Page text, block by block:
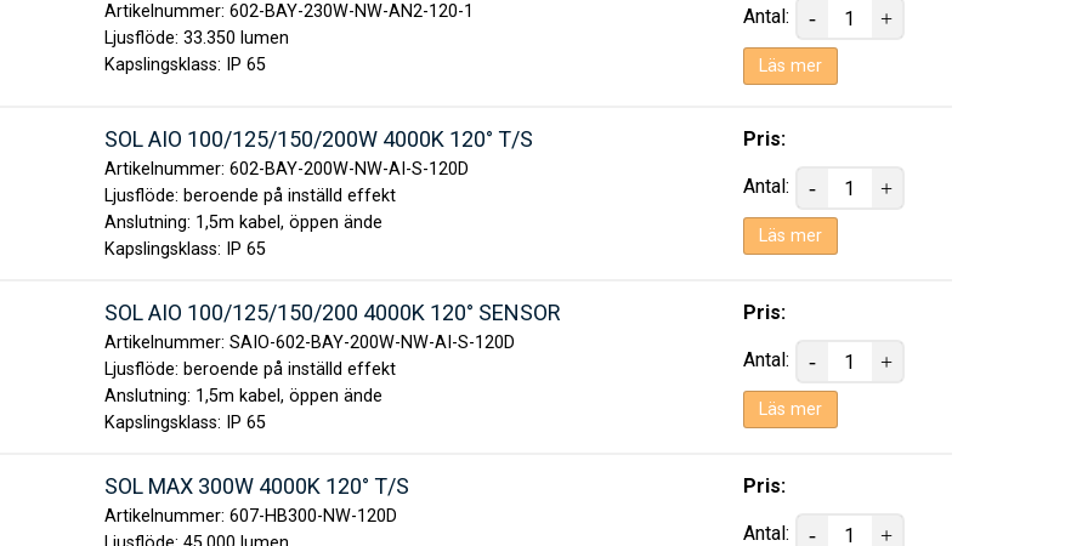
Artikelnummer: 602-BAY-230W-NW-AN2-120-1
Ljusflöde: 33.350 lumen
Kapslingsklass:
IP 65
Antal:
Läs mer
SOL AIO 100/125/150/200W 4000K 120° T/S
Artikelnummer: 602-BAY-200W-NW-AI-S-120D
Ljusflöde: beroende på inställd effekt
Anslutning: 1,5m kabel, öppen ände
Kapslingsklass:
IP 65
Pris:
Antal:
Läs mer
SOL AIO 100/125/150/200 4000K 120° SENSOR
Artikelnummer: SAIO-602-BAY-200W-NW-AI-S-120D
Ljusflöde: beroende på inställd effekt
Anslutning: 1,5m kabel, öppen ände
Kapslingsklass:
IP 65
Pris:
Antal:
Läs mer
SOL MAX 300W 4000K 120° T/S
Artikelnummer: 607-HB300-NW-120D
Pris:
Antal: